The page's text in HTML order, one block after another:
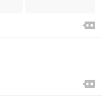



